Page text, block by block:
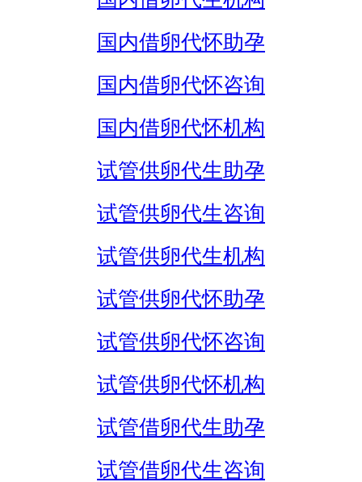
国内借卵代怀助孕
国内借卵代怀咨询
国内借卵代怀机构
试管供卵代生助孕
试管供卵代生咨询
试管供卵代生机构
试管供卵代怀助孕
试管供卵代怀咨询
试管供卵代怀机构
试管借卵代生助孕
试管借卵代生咨询